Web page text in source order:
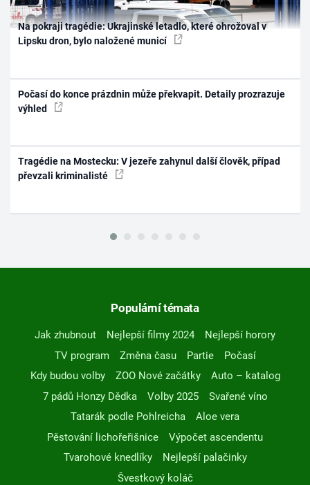
Na pokraji tragédie: Ukrajinské letadlo, které ohrožoval v
Lipsku dron, bylo naložené municí
Počasí do konce prázdnin může překvapit. Detaily prozrazuje
výhled
Tragédie na Mostecku: V jezeře zahynul další člověk, případ
převzali kriminalisté
Populární témata
Jak zhubnout Nejlepší filmy 2024
Nejlepší horory
TV program
Změna času Partie
Počasí
Kdy budou volby
ZOO Nové začátky
Auto – katalog
7 pádů Honzy Dědka
Volby 2025
Svařené víno
Tatarák podle Pohlreicha
Aloe vera
Pěstování lichořeřišnice
Výpočet ascendentu
Tvarohové knedlíky
Nejlepší palačinky
Švestkový koláč